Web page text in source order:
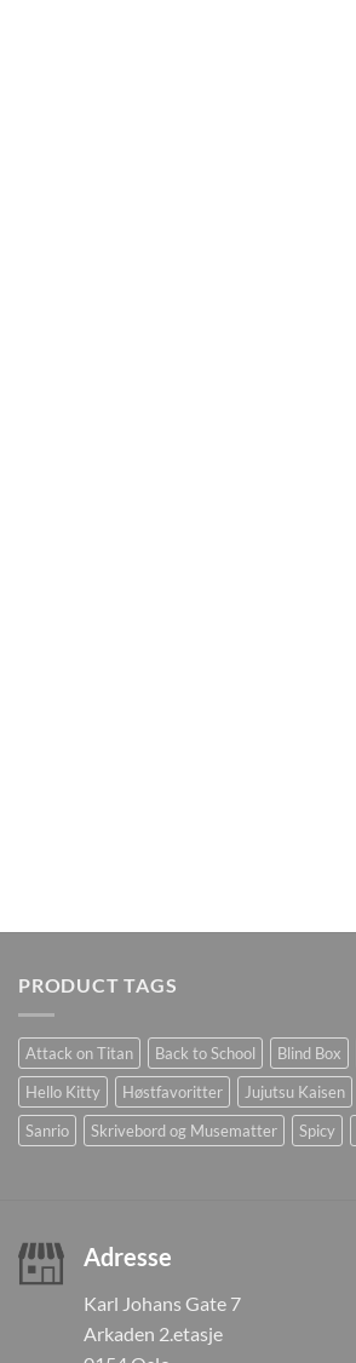
PRODUCT TAGS
Attack on Titan Back to School Blind Box
Hello Kitty
Høstfavoritter Jujutsu Kaisen
Sanrio
Skrivebord og Musematter Spicy
Adresse
Karl Johans Gate 7
Arkaden 2.etasje